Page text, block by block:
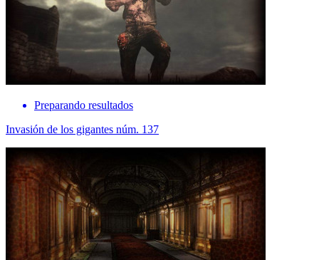
Preparando resultados
Invasión de los gigantes núm. 137